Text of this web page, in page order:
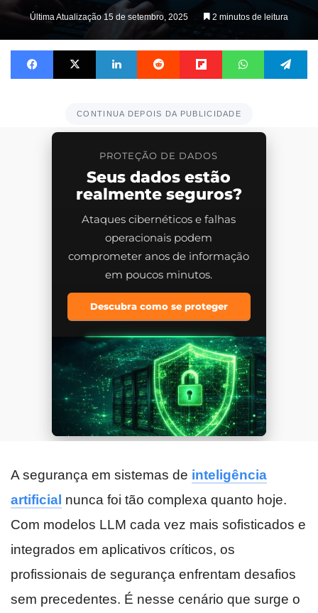
Última Atualização 15 de setembro, 2025 2 minutos de leitura
Facebook X Linkedin Reddit Flipboard WhatsApp
CONTINUA DEPOIS DA PUBLICIDADE
PROTEÇÃO DE DADOS
Seus dados estão
realmente seguros?
Ataques cibernéticos e falhas
operacionais podem
comprometer anos de informação
em poucos minutos.
Descubra como se proteger
A segurança em sistemas de inteligência
artificial nunca foi tão complexa quanto hoje.
Com modelos LLM cada vez mais sofisticados e
integrados em aplicativos críticos, os
profissionais de segurança enfrentam desafios
sem precedentes. É nesse cenário que surge o